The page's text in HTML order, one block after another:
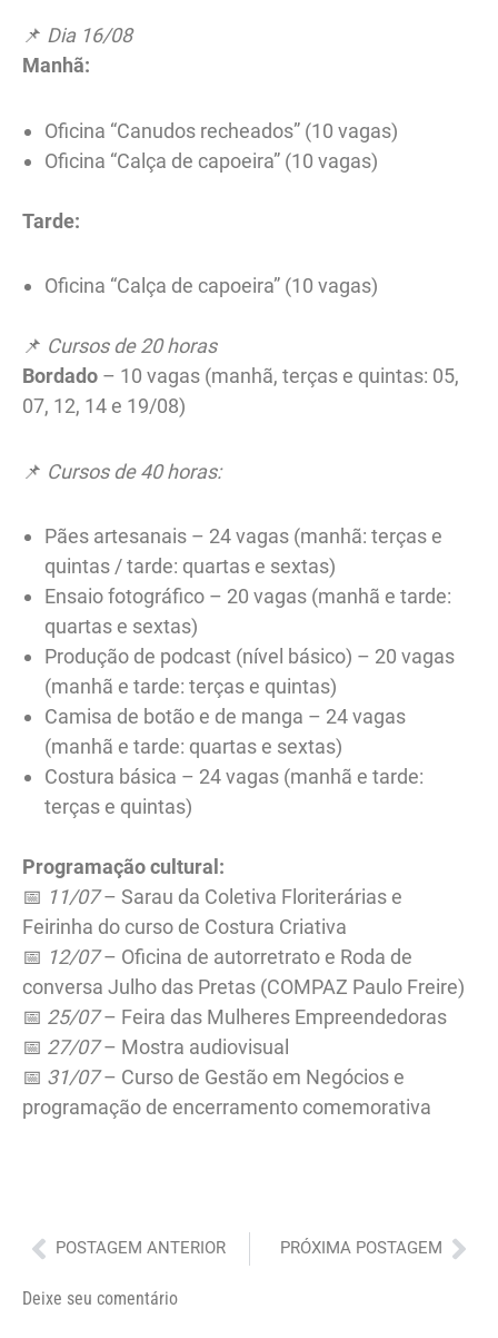
📌 Dia 16/08
Manhã:
Oficina “Canudos recheados” (10 vagas)
Oficina “Calça de capoeira” (10 vagas)
Tarde:
Oficina “Calça de capoeira” (10 vagas)
📌 Cursos de 20 horas
Bordado – 10 vagas (manhã, terças e quintas: 05,
07, 12, 14 e 19/08)
📌 Cursos de 40 horas:
Pães artesanais – 24 vagas (manhã: terças e
quintas / tarde: quartas e sextas)
Ensaio fotográfico – 20 vagas (manhã e tarde:
quartas e sextas)
Produção de podcast (nível básico) – 20 vagas
(manhã e tarde: terças e quintas)
Camisa de botão e de manga – 24 vagas
(manhã e tarde: quartas e sextas)
Costura básica – 24 vagas (manhã e tarde:
terças e quintas)
Programação cultural:
📅 11/07– Sarau da Coletiva Floriterárias e
Feirinha do curso de Costura Criativa
📅 12/07– Oficina de autorretrato e Roda de
conversa Julho das Pretas (COMPAZ Paulo Freire)
📅 25/07– Feira das Mulheres Empreendedoras
📅 27/07– Mostra audiovisual
📅 31/07– Curso de Gestão em Negócios e
programação de encerramento comemorativa
Anterior
POSTAGEM ANTERIOR PRÓXIMA POSTAGEM
Deixe seu comentário